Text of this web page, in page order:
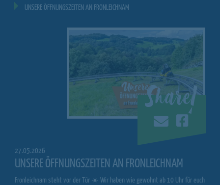
UNSERE ÖFFNUNGSZEITEN AN FRONLEICHNAM
Share!
27.05.2026
UNSERE ÖFFNUNGSZEITEN AN FRONLEICHNAM
Fronleichnam steht vor der Tür ☀️ Wir haben wie gewohnt ab 10 Uhr für euch